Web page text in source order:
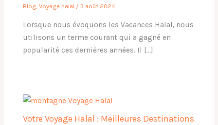
Blog ,Voyage halal /3 août 2024
Lorsque nous évoquons les Vacances Halal, nous
utilisons un terme courant qui a gagné en
popularité ces dernières années. Il […]
Votre Voyage Halal : Meilleures Destinations